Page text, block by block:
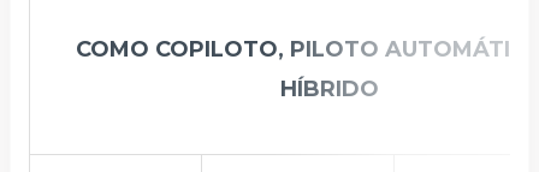
COMO COPILOTO, PILOTO
HÍBRIDO